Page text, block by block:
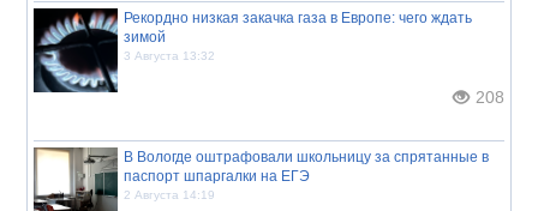
Рекордно низкая закачка газа в Европе: чего ждать
зимой
3 Августа 13:32
208
В Вологде оштрафовали школьницу за спрятанные в
паспорт шпаргалки на ЕГЭ
2 Августа 14:19